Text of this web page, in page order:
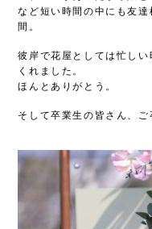
など短い時間の中にも友
間。
彼岸で花屋としては忙し
くれました。
ほんとありがとう。
そして卒業生の皆さん、